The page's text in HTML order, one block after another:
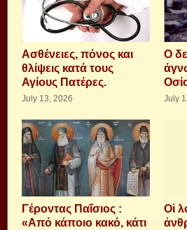
Aσθένειες, πόνος και
θλίψεις κατά τους
Αγίους Πατέρες.
July 13, 2026
Ο
July
Γέροντας Παΐσιος :
«Από κάποιο κακό, κάτι
Οἱ